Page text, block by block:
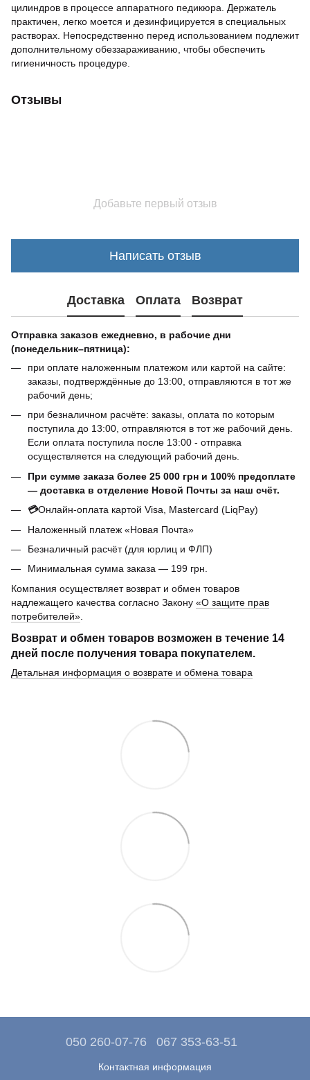
цилиндров в процессе аппаратного педикюра. Держатель
практичен, легко моется и дезинфицируется в специальных
растворах. Непосредственно перед использованием подлежит
дополнительному обеззараживанию, чтобы обеспечить
гигиеничность процедуре.
Отзывы
Добавьте первый отзыв
Написать отзыв
Доставка Оплата Возврат
Отправка заказов ежедневно, в рабочие дни
(понедельник–пятница):
при оплате наложенным платежом или картой на сайте:
заказы, подтверждённые до 13:00, отправляются в тот же
рабочий день;
при безналичном расчёте: заказы, оплата по которым
поступила до 13:00, отправляются в тот же рабочий день.
Если оплата поступила после 13:00 - отправка
осуществляется на следующий рабочий день.
При сумме заказа более 25 000 грн и 100% предоплате
— доставка в отделение Новой Почты за наш счёт.
💳Онлайн-оплата картой Visa, Mastercard (LiqPay)
Наложенный платеж «Новая Почта»
Безналичный расчёт (для юрлиц и ФЛП)
Минимальная сумма заказа — 199 грн.
Компания осуществляет возврат и обмен товаров
надлежащего качества согласно Закону «О защите прав
потребителей»
Возврат и обмен товаров возможен в течение 14
дней после получения товара покупателем.
Детальная информация о возврате и обмена товара
050 260-07-76 067 353-63-51
Контактная информация